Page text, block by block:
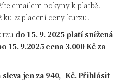
emailem pokyny k platbě.
zaplacení ceny kurzu.
do 15. 9. 2025 platí snížená
15. 9.2025 cena 3.000 Kč za
jen za 940,- Kč. Přihlásit